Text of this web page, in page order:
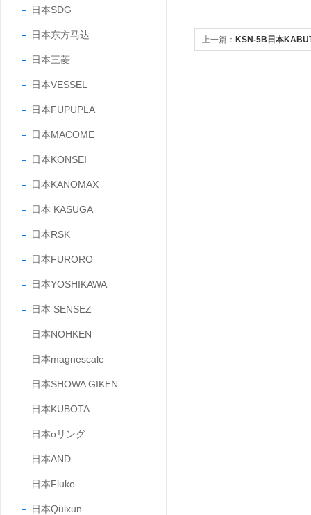
日本SDG
日本东方马达
日本三菱
日本VESSEL
日本FUPUPLA
日本MACOME
日本KONSEI
日本KANOMAX
日本 KASUGA
日本RSK
日本FURORO
日本YOSHIKAWA
日本 SENSEZ
日本NOHKEN
日本magnescale
日本SHOWA GIKEN
日本KUBOTA
日本oリング
日本AND
日本Fluke
日本Quixun
上一篇： KSN-5B日本